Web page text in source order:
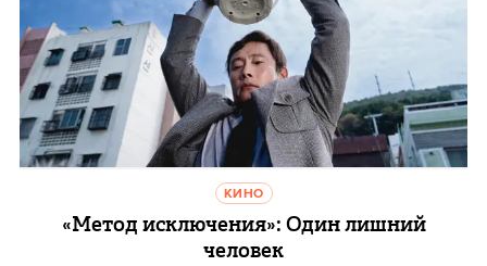
КИНО
«Метод исключения»: Один лишний
человек